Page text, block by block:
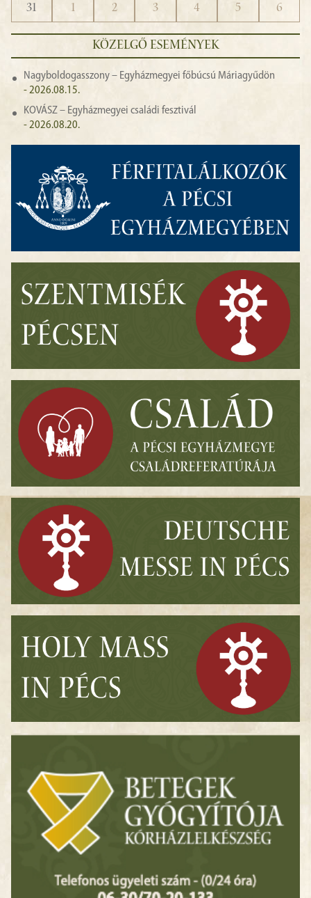
31
1 2 3 4 5 6
KÖZELGŐ ESEMÉNYEK
Nagyboldogasszony – Egyházmegyei főbúcsú Máriagyűdön
- 2026.08.15.
KOVÁSZ – Egyházmegyei családi fesztivál
- 2026.08.20.